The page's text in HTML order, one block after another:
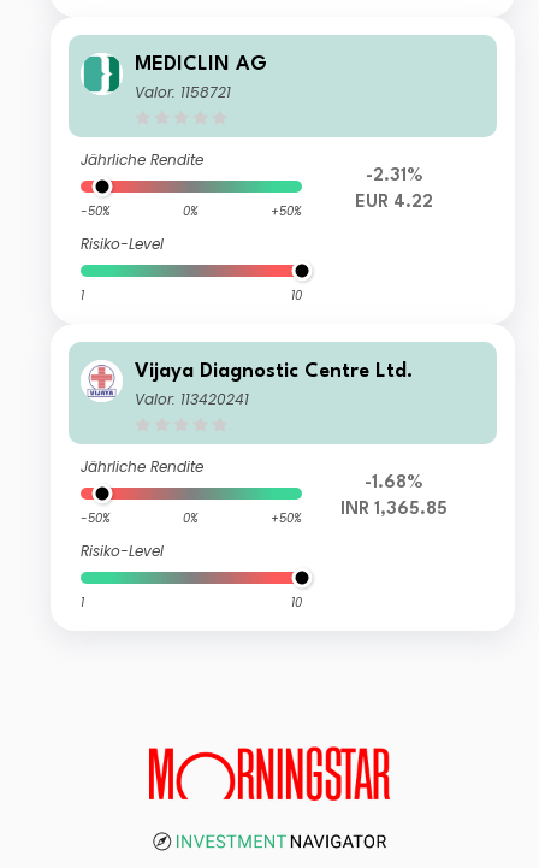
MEDICLIN AG
Valor: 1158721
Jährliche Rendite
-50% 0% +50%
Risiko-Level
1 10
-2.31%
EUR 4.22
Vijaya Diagnostic Centre Ltd.
Valor: 113420241
Jährliche Rendite
-50% 0% +50%
Risiko-Level
1 10
-1.68%
INR 1,365.85